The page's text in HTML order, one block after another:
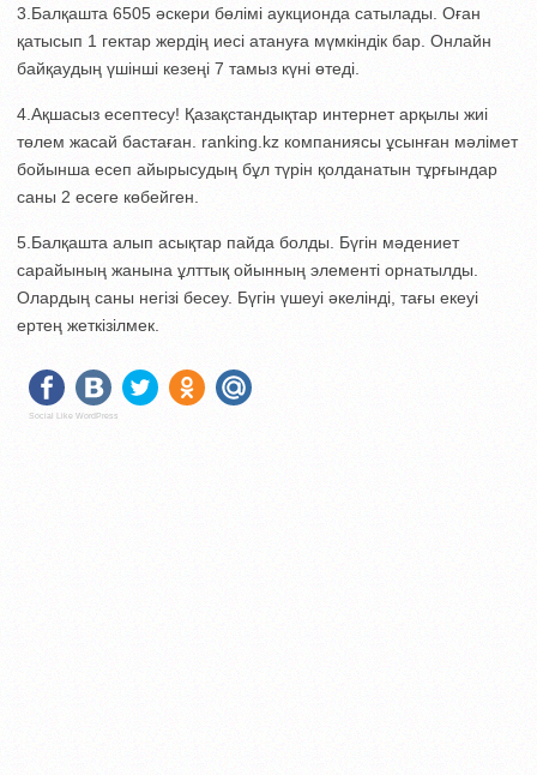
3.Балқашта 6505 әскери бөлімі аукционда сатылады. Оған
қатысып 1 гектар жердің иесі атануға мүмкіндік бар. Онлайн
байқаудың үшінші кезеңі 7 тамыз күні өтеді.
4.Ақшасыз есептесу! Қазақстандықтар интернет арқылы жиі
төлем жасай бастаған. ranking.kz компаниясы ұсынған мәлімет
бойынша есеп айырысудың бұл түрін қолданатын тұрғындар
саны 2 есеге көбейген.
5.Балқашта алып асықтар пайда болды. Бүгін мәдениет
сарайының жанына ұлттық ойынның элементі орнатылды.
Олардың саны негізі бесеу. Бүгін үшеуі әкелінді, тағы екеуі
ертең жеткізілмек.
Social Like WordPress